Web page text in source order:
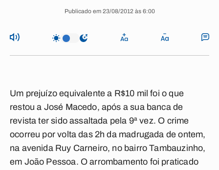
Publicado em 23/08/2012 às 6:00
Um prejuízo equivalente a R$10 mil foi o que
restou a José Macedo, após a sua banca de
revista ter sido assaltada pela 9ª vez. O crime
ocorreu por volta das 2h da madrugada de ontem,
na avenida Ruy Carneiro, no bairro Tambauzinho,
em João Pessoa. O arrombamento foi praticado